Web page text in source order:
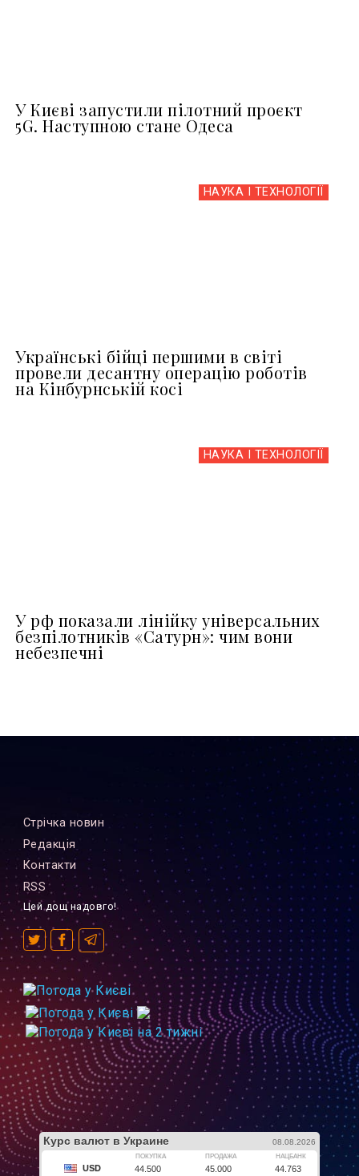
У Києві запустили пілотний проєкт
5G. Наступною стане Одеса
НАУКА І ТЕХНОЛОГІЇ
Українські бійці першими в світі
провели десантну операцію роботів
на Кінбурнській косі
НАУКА І ТЕХНОЛОГІЇ
У рф показали лінійку універсальних
безпілотників «Сатурн»: чим вони
небезпечні
Стрiчка новин
Редакцiя
Контакти
RSS
Цей дощ надовго!